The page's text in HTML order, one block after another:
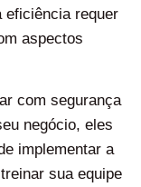
eficiência requer
aspectos
com segurança
negócio, eles
implementar a
sua equipe